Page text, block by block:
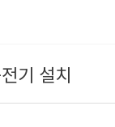
기 설치